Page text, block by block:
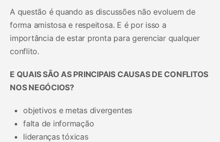
A questão é quando as discussões não evoluem de
forma amistosa e respeitosa. E é por isso a
importância de estar pronta para gerenciar qualquer
conflito.
E QUAIS SÃO AS PRINCIPAIS CAUSAS DE CONFLITOS
NOS NEGÓCIOS?
objetivos e metas divergentes
falta de informação
lideranças tóxicas